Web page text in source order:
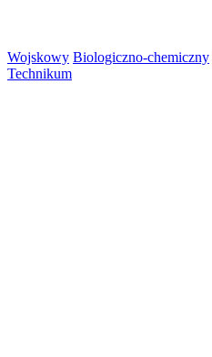
Wojskowy Biologiczno-chemiczny
Technikum